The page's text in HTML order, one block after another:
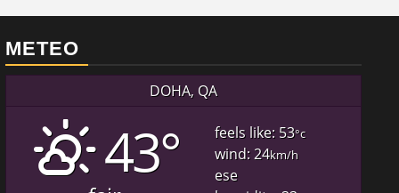
METEO
DOHA, QA
43° feels like: 53°c
wind: 24km/h
ese